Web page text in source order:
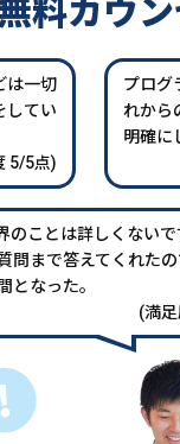
料カウ
は一切
してい
5/5点)
プログ
れから
明確に
のことは詳しくない
問まで答えてくれた
となった。
(満